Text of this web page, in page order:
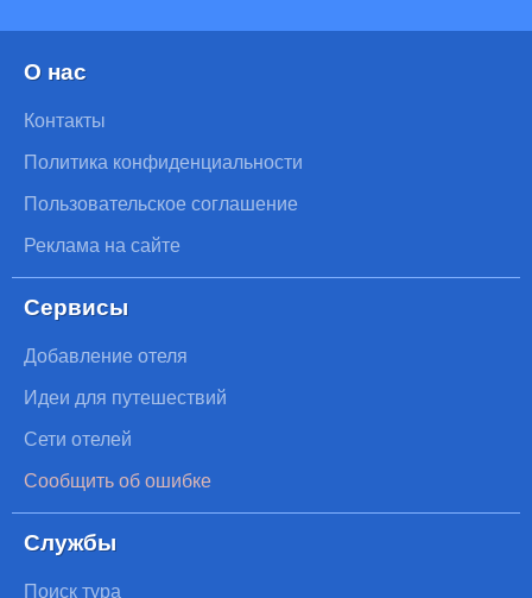
О нас
Контакты
Политика конфиденциальности
Пользовательское соглашение
Реклама на сайте
Сервисы
Добавление отеля
Идеи для путешествий
Сети отелей
Сообщить об ошибке
Службы
Поиск тура